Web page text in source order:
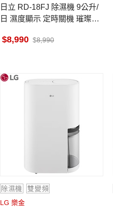
日立 RD-18FJ 除濕機 9公升/
日 濕度顯示 定時關機 璀璨白
8,990 8,990
除濕機
雙變頻
LG 樂金